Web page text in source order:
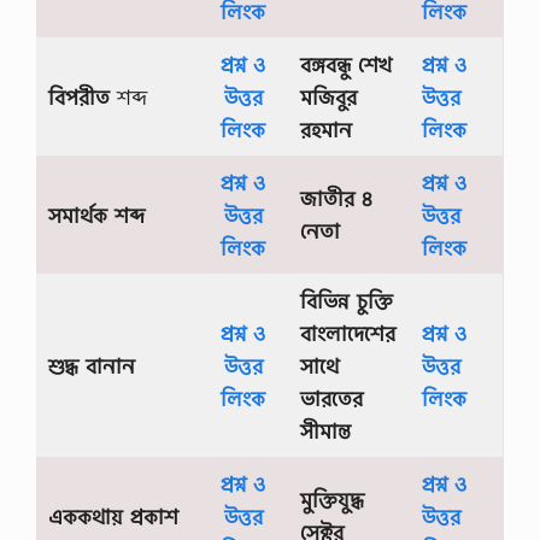
লিংক
লিংক
বিপরীতশব্দ
প্রশ্ন ও
উত্তর
লিংক
বঙ্গবন্ধু শেখ
মজিবুর
রহমান
প্রশ্ন ও
উত্তর
লিংক
সমার্থক শব্দ
প্রশ্ন ও
উত্তর
লিংক
জাতীর ৪
নেতা
প্রশ্ন ও
উত্তর
লিংক
শুদ্ধ বানান
প্রশ্ন ও
উত্তর
লিংক
বিভিন্ন চুক্তি
বাংলাদেশের
সাথে
ভারতের
সীমান্ত
প্রশ্ন ও
উত্তর
লিংক
এককথায় প্রকাশ
প্রশ্ন ও
উত্তর
মুক্তিযুদ্ধ
সেক্টর
প্রশ্ন ও
উত্তর